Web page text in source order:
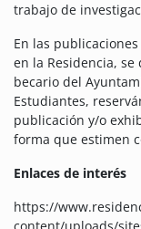
trabajo de
En las
en la Residencia,
becario del
Estudiantes,
publicación y/o
forma que estimen
Enlaces de interés
https://